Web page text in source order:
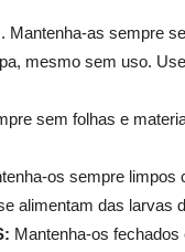
Mantenha-as sempre
mesmo sem uso.
sem folhas e
os sempre limpos
alimentam das larvas
Mantenha-os